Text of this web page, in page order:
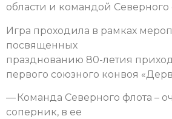
области и командой Северного
Игра проходила в рамках
посвященных
празднованию 80-летия
первого союзного конвоя
— Команда Северного флота –
соперник, в ее